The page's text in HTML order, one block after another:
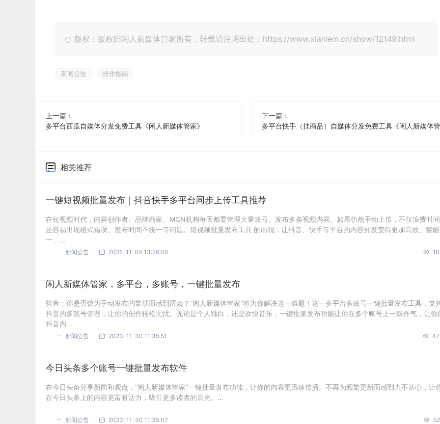
版权：版权归闲人新媒体管家所有，转载请注明出处：https://www.xianlem.cn/show/12149.html
新闻公告 操作指南
上一篇：
多平台西瓜自媒体分发免费工具《闲人新媒体管家》
下一篇：
相关推荐
一键短视频批量发布｜抖音快手多平台同步上传工具推荐
在短视频时代，内容创作者、品牌商家、MCN机构每天都要管理大量账号、发布多条视频内容。如果仍然手动上传，不仅浪费时间
还容易出现格式错误、发布时间不统一等问题。短视频批量发布工具 的出现，让抖音、快手等平台的内容分发变得更加高效、智能
一、...
新闻公告 2025-11-04 13:26:06
闲人新媒体管家，多平台，多账号，一键批量发布
抖音：你是否曾为手动发布的繁琐而感到厌烦？“闲人新媒体管家”将为你解决这一难题！这一多平台多账号一键批量发布工具，支
抖音的多账号管理，让你的创作轻松无忧。无论是个人独白，还是欢快音乐，一键批量发布功能让你在多个账号上一鼓作气，让你
抖音内...
新闻公告 2023-11-30 11:35:51
今日头条多个账号一键批量发布软件
在今日头条分享新闻和观点，“闲人新媒体管家”一键批量发布功能，让你的内容更迅速传播。不再为频繁更新而感到力不从心，让
在今日头条上的内容更富有活力，吸引更多读者的目光。...
新闻公告 2023-11-30 11:35:07